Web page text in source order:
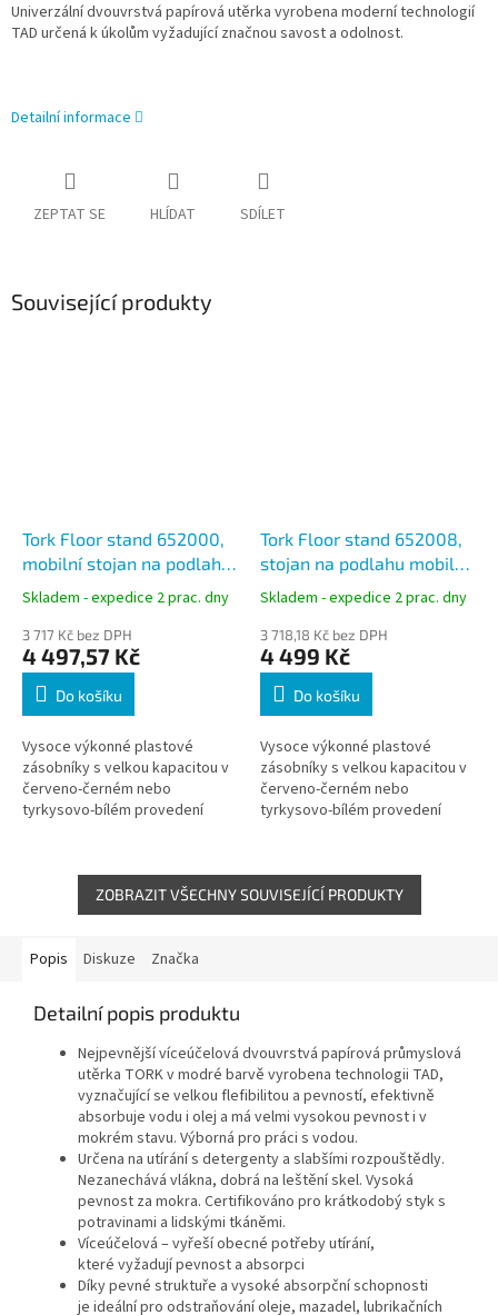
Univerzální dvouvrstvá papírová utěrka vyrobena moderní technologií
TAD určená k úkolům vyžadující značnou savost a odolnost.
Detailní informace
ZEPTAT SE HLÍDAT SDÍLET
Související produkty
Tork Floor stand 652000,
mobilní stojan na podlahu,
bílá/tyrkysová, W1
Skladem - expedice 2 prac. dny
3 717 Kč bez DPH
4 497,57 Kč
Do košíku
Vysoce výkonné plastové
zásobníky s velkou kapacitou v
červeno-černém nebo
tyrkysovo-bílém provedení
Tork Floor stand 652008,
stojan na podlahu mobilní,
červená/černá, W1
Skladem - expedice 2 prac. dny
3 718,18 Kč bez DPH
4 499 Kč
Do košíku
Vysoce výkonné plastové
zásobníky s velkou kapacitou v
červeno-černém nebo
tyrkysovo-bílém provedení
ZOBRAZIT VŠECHNY SOUVISEJÍCÍ PRODUKTY
Popis Diskuze Značka
Detailní popis produktu
Nejpevnější víceúčelová dvouvrstvá papírová průmyslová
utěrka TORK v modré barvě vyrobena technologii TAD,
vyznačující se velkou flefibilitou a pevností, efektivně
absorbuje vodu i olej a má velmi vysokou pevnost i v
mokrém stavu. Výborná pro práci s vodou.
Určena na utírání s detergenty a slabšími rozpouštědly.
Nezanechává vlákna, dobrá na leštění skel. Vysoká
pevnost za mokra. Certifikováno pro krátkodobý styk s
potravinami a lidskými tkáněmi.
Víceúčelová – vyřeší obecné potřeby utírání,
které vyžadují pevnost a absorpci
Díky pevné struktuře a vysoké absorpční schopnosti
je ideální pro odstraňování oleje, mazadel, lubrikačních